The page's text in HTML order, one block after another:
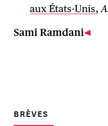
aux États-Unis,
Sami Ramdani
BRÈVES